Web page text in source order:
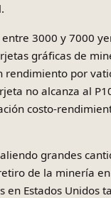
3000 y 7000
gráficas de
rendimiento por
no alcanza al
costo-
grandes
de la minería en
en Estados Unidos